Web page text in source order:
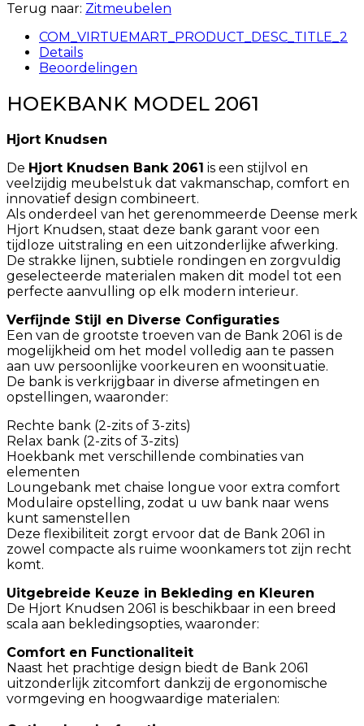
Terug naar: Zitmeubelen
COM_VIRTUEMART_PRODUCT_DESC_TITLE_2
Details
Beoordelingen
HOEKBANK MODEL 2061
Hjort Knudsen
De Hjort Knudsen Bank 2061 is een stijlvol en
veelzijdig meubelstuk dat vakmanschap, comfort en
innovatief design combineert.
Als onderdeel van het gerenommeerde Deense merk
Hjort Knudsen, staat deze bank garant voor een
tijdloze uitstraling en een uitzonderlijke afwerking.
De strakke lijnen, subtiele rondingen en zorgvuldig
geselecteerde materialen maken dit model tot een
perfecte aanvulling op elk modern interieur.
Verfijnde Stijl en Diverse Configuraties
Een van de grootste troeven van de Bank 2061 is de
mogelijkheid om het model volledig aan te passen
aan uw persoonlijke voorkeuren en woonsituatie.
De bank is verkrijgbaar in diverse afmetingen en
opstellingen, waaronder:
Rechte bank (2-zits of 3-zits)
Relax bank (2-zits of 3-zits)
Hoekbank met verschillende combinaties van
elementen
Loungebank met chaise longue voor extra comfort
Modulaire opstelling, zodat u uw bank naar wens
kunt samenstellen
Deze flexibiliteit zorgt ervoor dat de Bank 2061 in
zowel compacte als ruime woonkamers tot zijn recht
komt.
Uitgebreide Keuze in Bekleding en Kleuren
De Hjort Knudsen 2061 is beschikbaar in een breed
scala aan bekledingsopties, waaronder:
Comfort en Functionaliteit
Naast het prachtige design biedt de Bank 2061
uitzonderlijk zitcomfort dankzij de ergonomische
vormgeving en hoogwaardige materialen: